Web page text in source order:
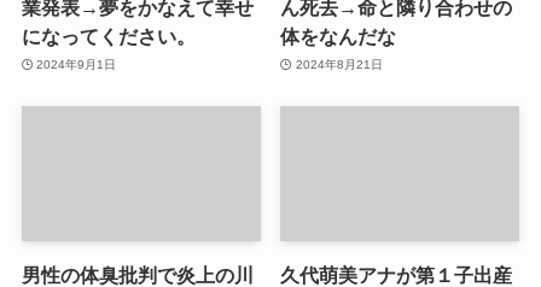
業発表→夢をかなえて幸せ
になってください。
2024年9月1日
ん死去→命と隣り合わせの
体をなんだな
2024年8月21日
男性の体臭批判で炎上の川
久代萌美アナが第１子出産